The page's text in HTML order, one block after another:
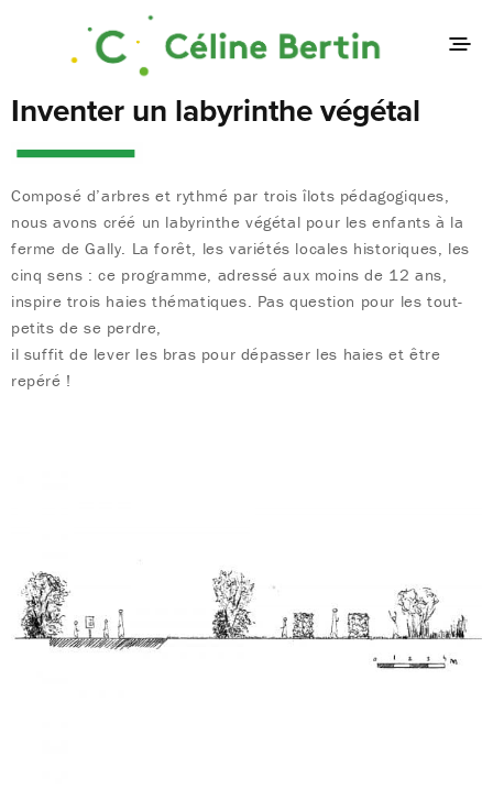
Inventer un labyrinthe végétal
Composé d’arbres et rythmé par trois îlots pédagogiques,
nous avons créé un labyrinthe végétal pour les enfants à la
ferme de Gally. La forêt, les variétés locales historiques, les
cinq sens : ce programme, adressé aux moins de 12 ans,
inspire trois haies thématiques. Pas question pour les tout-
petits de se perdre,
il suffit de lever les bras pour dépasser les haies et être
repéré !